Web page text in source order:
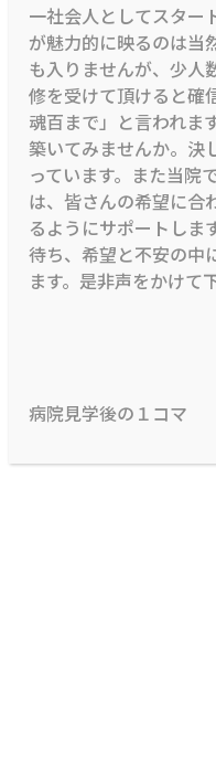
一社会人としてスター
が魅力的に映るのは当
も入りませんが、少人
修を受けて頂けると確
魂百まで」と言われま
築いてみませんか。決
っています。また当院
は、皆さんの希望に合
るようにサポートしま
待ち、希望と不安の中
ます。是非声をかけて
病院見学後の１コマ